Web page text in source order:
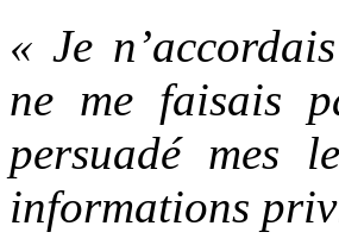
« Je
ne me faisais
persuadé mes
informations